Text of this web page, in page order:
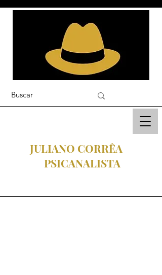
JULIANO CORRÊA
PSICANALISTA